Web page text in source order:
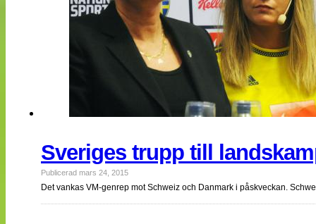
Sveriges trupp till
Publicerad mars 24, 2015
Det vankas VM-genrep mot Schweiz och Danmark i påskveckan.